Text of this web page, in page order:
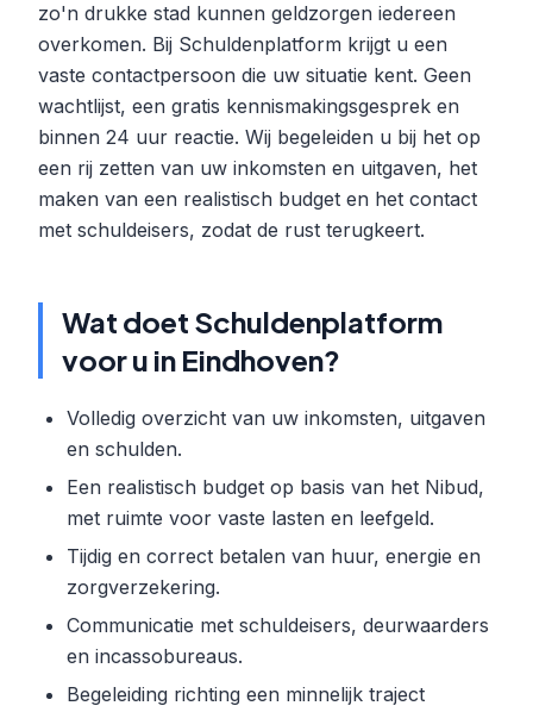
zo'n drukke stad kunnen geldzorgen iedereen
overkomen. Bij Schuldenplatform krijgt u een
vaste contactpersoon die uw situatie kent. Geen
wachtlijst, een gratis kennismakingsgesprek en
binnen 24 uur reactie. Wij begeleiden u bij het op
een rij zetten van uw inkomsten en uitgaven, het
maken van een realistisch budget en het contact
met schuldeisers, zodat de rust terugkeert.
Wat doet Schuldenplatform
voor u in Eindhoven?
Volledig overzicht van uw inkomsten, uitgaven
en schulden.
Een realistisch budget op basis van het Nibud,
met ruimte voor vaste lasten en leefgeld.
Tijdig en correct betalen van huur, energie en
zorgverzekering.
Communicatie met schuldeisers, deurwaarders
en incassobureaus.
Begeleiding richting een minnelijk traject